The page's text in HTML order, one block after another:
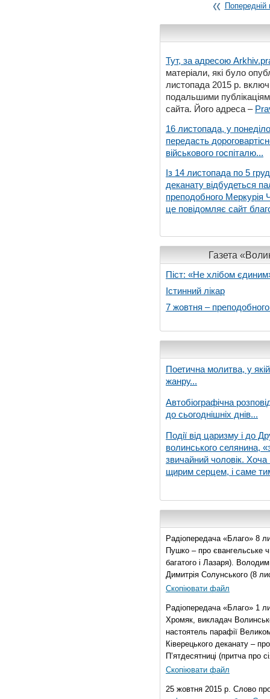
Попередній
Тут, за адресою
матеріали, які було
листопада 2015 р.
подальшими
сайта. Його адреса –
16 листопада, у
передасть
військового госпіталю...
Із 14 листопада по 5
деканату відбудеться
преподобного Меркурія
це повідомляє сайт
Газета
Піст: «Не хлібом
Істинний лікар
7 жовтня –
Поетична молитва, у
жанру...
Автобіографічна
до сьогоднішніх днів...
Події від царизму і до
волинського селянина,
звичайний чоловік. Хоча
щирим серцем, і саме
Радіопередача «Благо» 8
Пушко – про євангельське
багатого і Лазаря).
Димитрія Солунського (8
Скопіювати файл
Радіопередача «Благо» 1
Хромяк, викладач
настоятель парафії
Ківерецького деканату –
П’ятдесятниці (притча про
Скопіювати файл
25 жовтня 2015 р. Слово